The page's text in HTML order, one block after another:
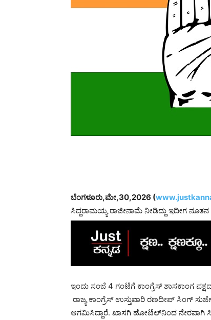
ಬೆಂಗಳೂರು,ಮೇ,30,2026 (
ಸಿದ್ದರಾಮಯ್ಯ ರಾಜೀನಾಮೆ ನೀಡಿದ್ದು ಇದೀಗ
ಇಂದು ಸಂಜೆ 4 ಗಂಟೆಗೆ ಕಾಂಗ್ರೆಸ್ ಶಾಸಕಾಂಗ
ರಾಜ್ಯ ಕಾಂಗ್ರೆಸ್ ಉಸ್ತುವಾರಿ ರಣದೀಪ್ ಸಿಂಗ್
ಆಗಮಿಸಿದ್ದಾರೆ. ಖಾಸಗಿ ಹೋಟೆಲ್‌ನಿಂದ ನೇರವಾಗಿ